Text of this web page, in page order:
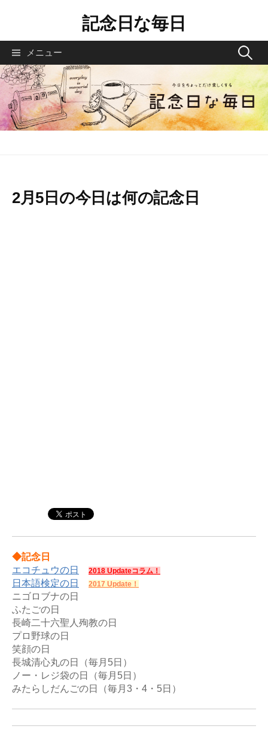
テ
ツ
ス
キ
記念日な毎日
メニュー 検
索
:
2月5日の今日は何の記念日
◆記念日
エコチュウの日
2018 Updateコラム！
日本語検定の日 2017 Update！
ニゴロブナの日
ふたごの日
長崎二十六聖人殉教の日
プロ野球の日
笑顔の日
長城清心丸の日（毎月5日）
ノー・レジ袋の日（毎月5日）